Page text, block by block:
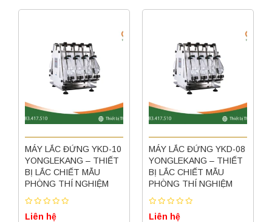
MÁY LẮC ĐỨNG YKD-10
YONGLEKANG – THIẾT
BỊ LẮC CHIẾT MẪU
PHÒNG THÍ NGHIỆM
Liên hệ
MÁY LẮC ĐỨNG YKD-08
YONGLEKANG – THIẾT
BỊ LẮC CHIẾT MẪU
PHÒNG THÍ NGHIỆM
Liên hệ